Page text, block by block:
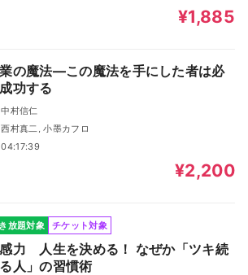
¥1,885
の魔法―この魔法を手にした者は必
功する
中村信仁
西村真二, 小墨カフロ
04:17:39
¥2,200
放題対象 チケット対象
力 人生を決める！ なぜか「ツキ続
人」の習慣術